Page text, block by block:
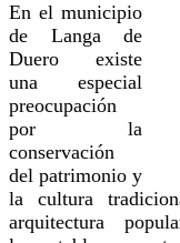
En el municipio
de Langa de
Duero existe
una especial
preocupación
por la
conservación
del patrimonio y
la cultura
arquitectura